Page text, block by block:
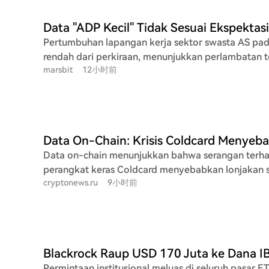
Pertumbuhan lapangan kerja sektor swasta AS
rendah dari perkiraan, menunjukkan perlambatan
upah tetap tangguh. Data ADP menunjukkan bahwa sektor swasta
menunjukkan bahwa kenaikan gaji bagi pekerja
pekerjaan mengalami percepatan ke level terkuat
setahun. Ekonom kepala ADP, Nela Richardson,
pola perekrutan khas sedang berubah karena
yang masih tetap tinggi.
marsbit 12小时前
Data on-chain menunjukkan bahwa serangan
perangkat keras Coldcard menyebabkan lonjakan
pasokan aktif Bitcoin (BTC). Menurut laporan K33,
memindahkan dana mereka setelah dieksploitasi
cryptonews.ru 9小时前